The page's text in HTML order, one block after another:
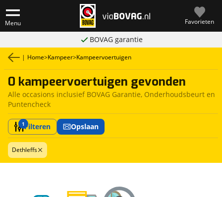
Menu Favorieten
BOVAG garantie
| Home>Kampeer>Kampeervoertuigen
0 kampeervoertuigen gevonden
Alle occasions inclusief BOVAG Garantie, Onderhoudsbeurt en
Puntencheck
1Filteren Opslaan
Dethleffs